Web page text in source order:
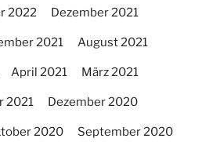
2022 Dezember 2021
2021 August 2021
April 2021 März 2021
2021 Dezember 2020
2020 September 2020